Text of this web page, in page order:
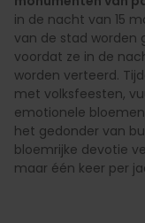
in de nacht van 15
van de stad worden
voordat ze in de
worden verteerd.
met volksfeesten,
emotionele
het gedonder van
bloemrijke devotie
maar één keer per